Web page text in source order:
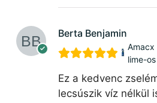
Berta Benjamin
Amacx
lime-
Ez a kedvenc
lecsúszik víz nélkül